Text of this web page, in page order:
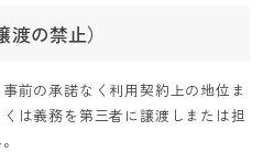
の禁止）
前の承諾なく利用契約上の地位ま
は義務を第三者に譲渡しまたは担